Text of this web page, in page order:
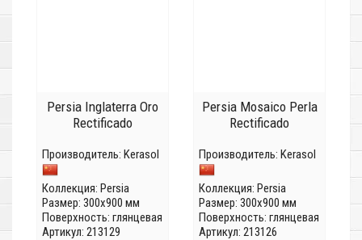
Persia Inglaterra Oro
Rectificado
Производитель: Kerasol
Коллекция: Persia
Размер: 300x900 мм
Поверхность: глянцевая
Артикул: 213129
Persia Mosaico Perla
Rectificado
Производитель: Kerasol
Коллекция: Persia
Размер: 300x900 мм
Поверхность: глянцевая
Артикул: 213126